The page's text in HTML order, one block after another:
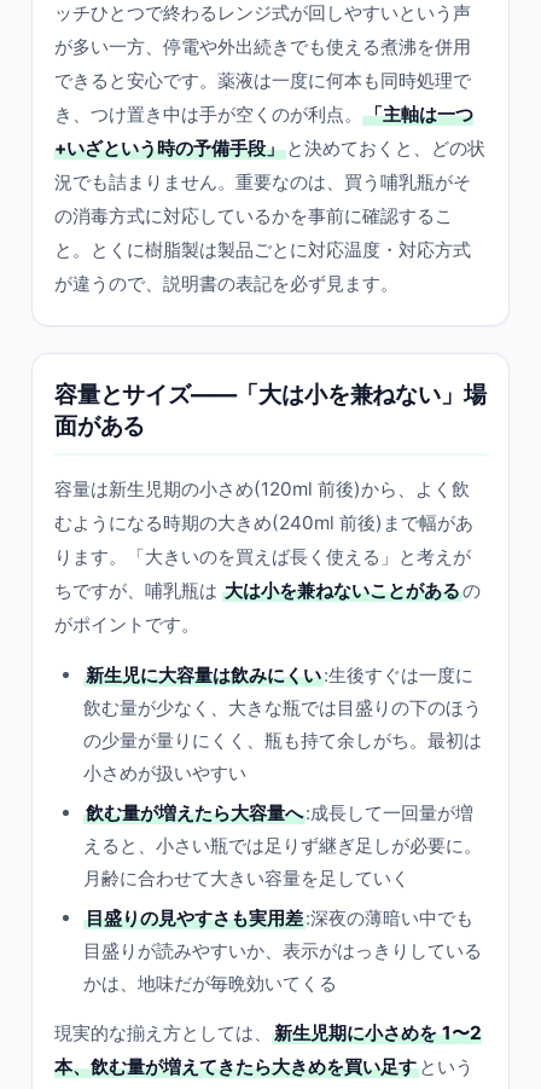
ッチひとつで終わるレンジ式が回しやすいという声
が多い一方、停電や外出続きでも使える煮沸を併用
できると安心です。薬液は一度に何本も同時処理で
き、つけ置き中は手が空くのが利点。
「主軸は一つ
+いざという時の予備手段」 と決めておくと、どの状
況でも詰まりません。重要なのは、買う哺乳瓶がそ
の消毒方式に対応しているかを事前に確認するこ
と。とくに樹脂製は製品ごとに対応温度・対応方式
が違うので、説明書の表記を必ず見ます。
容量とサイズ——「大は小を兼ねない」場
面がある
容量は新生児期の小さめ(120ml 前後)から、よく飲
むようになる時期の大きめ(240ml 前後)まで幅があ
ります。「大きいのを買えば長く使える」と考えが
ちですが、哺乳瓶は 大は小を兼ねないことがあるの
がポイントです。
新生児に大容量は飲みにくい:生後すぐは一度に
飲む量が少なく、大きな瓶では目盛りの下のほう
の少量が量りにくく、瓶も持て余しがち。最初は
小さめが扱いやすい
飲む量が増えたら大容量へ:成長して一回量が増
えると、小さい瓶では足りず継ぎ足しが必要に。
月齢に合わせて大きい容量を足していく
目盛りの見やすさも実用差:深夜の薄暗い中でも
目盛りが読みやすいか、表示がはっきりしている
かは、地味だが毎晩効いてくる
現実的な揃え方としては、
新生児期に小さめを 1〜2
本、飲む量が増えてきたら大きめを買い足す という